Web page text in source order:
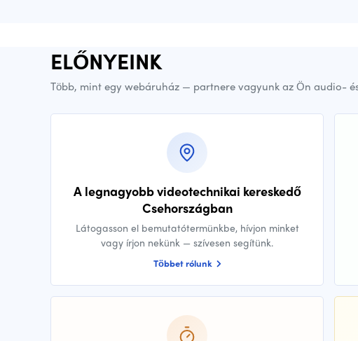
ELŐNYEINK
Több, mint egy webáruház — partnere vagyunk az Ön audio-
A legnagyobb videotechnikai kereskedő
Csehországban
Látogasson el bemutatótermünkbe, hívjon minket
vagy írjon nekünk — szívesen segítünk.
Többet rólunk